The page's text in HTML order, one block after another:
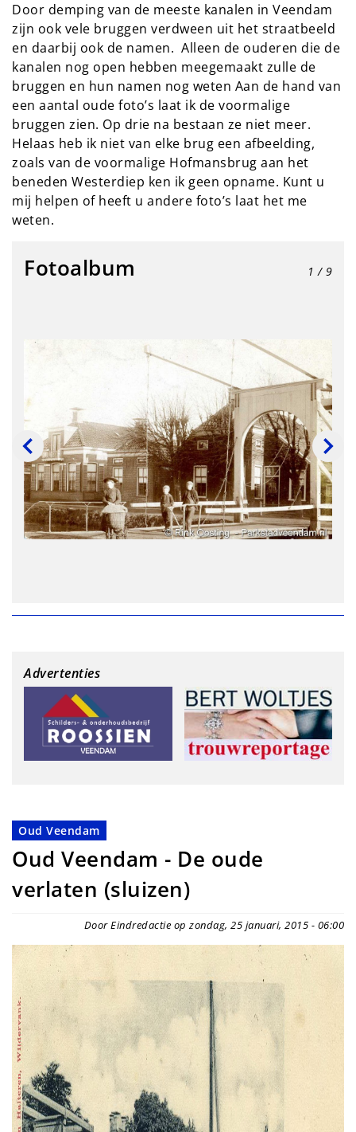
Door demping van de meeste kanalen in Veendam
zijn ook vele bruggen verdween uit het straatbeeld
en daarbij ook de namen. Alleen de ouderen die de
kanalen nog open hebben meegemaakt zulle de
bruggen en hun namen nog weten Aan de hand van
een aantal oude foto’s laat ik de voormalige
bruggen zien. Op drie na bestaan ze niet meer.
Helaas heb ik niet van elke brug een afbeelding,
zoals van de voormalige Hofmansbrug aan het
beneden Westerdiep ken ik geen opname. Kunt u
mij helpen of heeft u andere foto’s laat het me
weten.
Fotoalbum 1 / 9
Advertenties
Oud Veendam
Oud Veendam - De oude
verlaten (sluizen)
Door Eindredactie op zondag, 25 januari, 2015 - 06:00